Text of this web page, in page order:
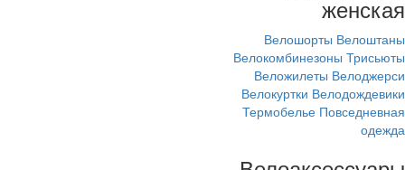
женская
Велошорты Велоштаны
Велокомбинезоны Трисьюты
Веложилеты Велоджерси
Велокуртки Велодождевики
Термобелье Повседневная
одежда